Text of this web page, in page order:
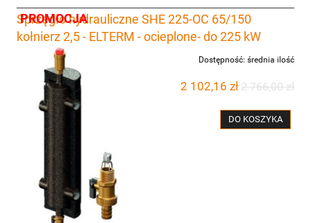
Sprzęgło hydrauliczne SHE 225-OC 65/150
kołnierz 2,5 - ELTERM - ocieplone- do 225 kW
Dostępność: średnia ilość
2 102,16 zł2 766,00 zł
DO KOSZYKA
PROMOCJA